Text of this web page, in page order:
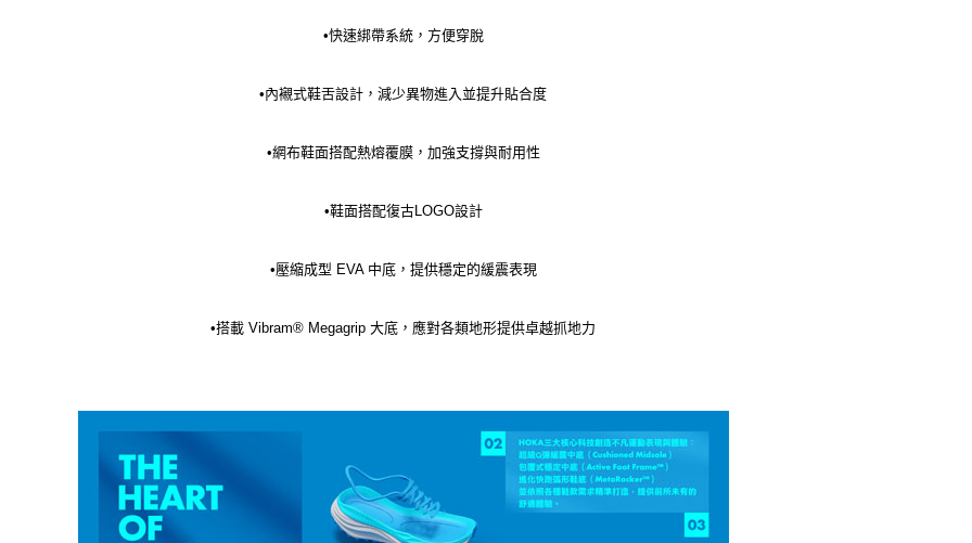
•快速綁帶系統，方便穿脫
•內襯式鞋舌設計，減少異物進入並提升貼合度
•網布鞋面搭配熱熔覆膜，加強支撐與耐用性
•鞋面搭配復古LOGO設計
•壓縮成型 EVA 中底，提供穩定的緩震表現
•搭載 Vibram® Megagrip 大底，應對各類地形提供卓越抓地力